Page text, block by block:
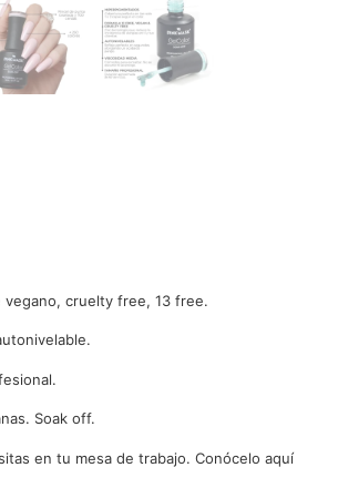
vegano, cruelty free, 13 free.
Soak off.
en tu mesa de trabajo. Conócelo aquí